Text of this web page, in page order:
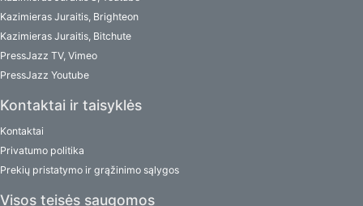
Kazimieras Juraitis, Brighteon
Kazimieras Juraitis, Bitchute
PressJazz TV, Vimeo
PressJazz Youtube
Kontaktai ir taisyklės
Kontaktai
Privatumo politika
Prekių pristatymo ir grąžinimo sąlygos
Visos teisės saugomos